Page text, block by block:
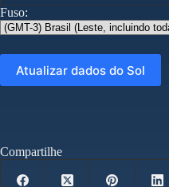
Fuso:
Compartilhe